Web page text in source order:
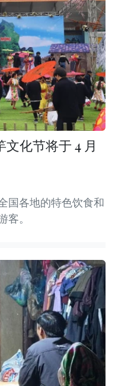
化节将于 4 月
国各地的特色饮食和
。